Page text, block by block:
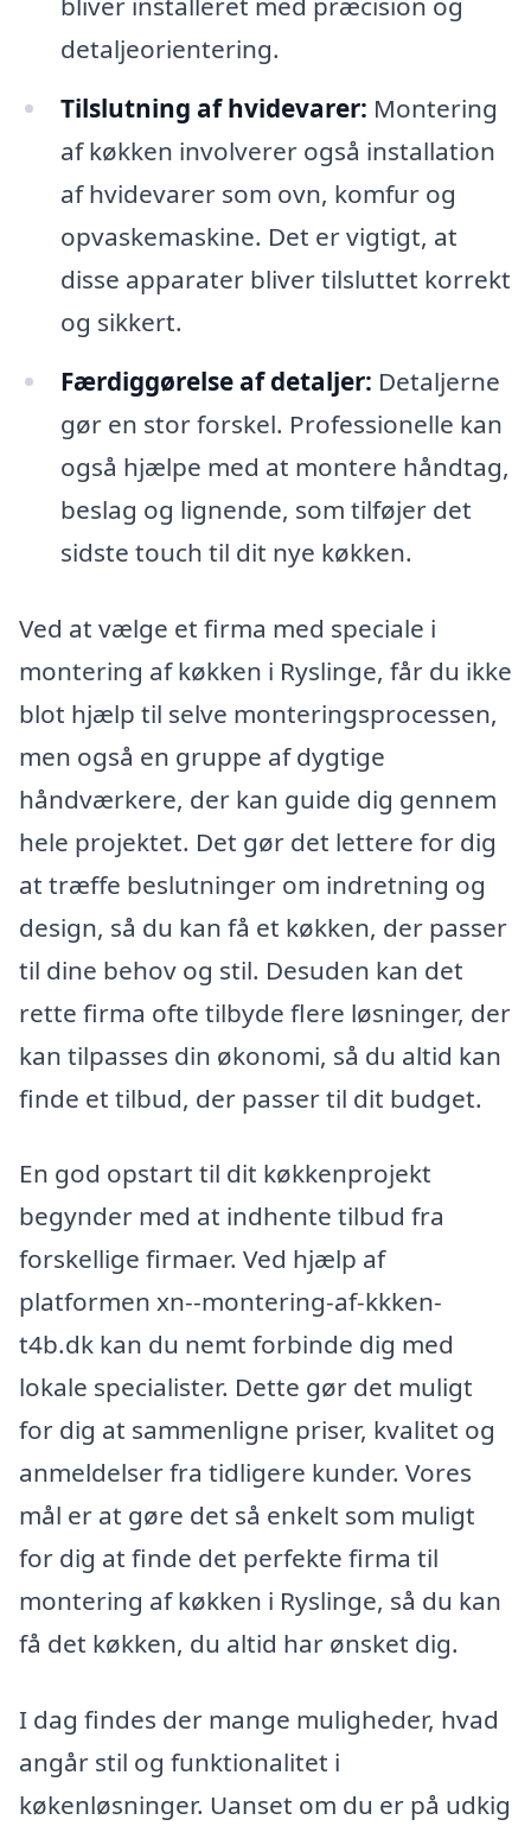
detaljeorientering.
Tilslutning af hvidevarer: Montering
af køkken involverer også installation
af hvidevarer som ovn, komfur og
opvaskemaskine. Det er vigtigt, at
disse apparater bliver tilsluttet korrekt
og sikkert.
Færdiggørelse af detaljer: Detaljerne
gør en stor forskel. Professionelle kan
også hjælpe med at montere håndtag,
beslag og lignende, som tilføjer det
sidste touch til dit nye køkken.
Ved at vælge et firma med speciale i
montering af køkken i Ryslinge, får du ikke
blot hjælp til selve monteringsprocessen,
men også en gruppe af dygtige
håndværkere, der kan guide dig gennem
hele projektet. Det gør det lettere for dig
at træffe beslutninger om indretning og
design, så du kan få et køkken, der passer
til dine behov og stil. Desuden kan det
rette firma ofte tilbyde flere løsninger, der
kan tilpasses din økonomi, så du altid kan
finde et tilbud, der passer til dit budget.
En god opstart til dit køkkenprojekt
begynder med at indhente tilbud fra
forskellige firmaer. Ved hjælp af
platformen xn--montering-af-kkken-
t4b.dk kan du nemt forbinde dig med
lokale specialister. Dette gør det muligt
for dig at sammenligne priser, kvalitet og
anmeldelser fra tidligere kunder. Vores
mål er at gøre det så enkelt som muligt
for dig at finde det perfekte firma til
montering af køkken i Ryslinge, så du kan
få det køkken, du altid har ønsket dig.
I dag findes der mange muligheder, hvad
angår stil og funktionalitet i
køkenløsninger. Uanset om du er på udkig